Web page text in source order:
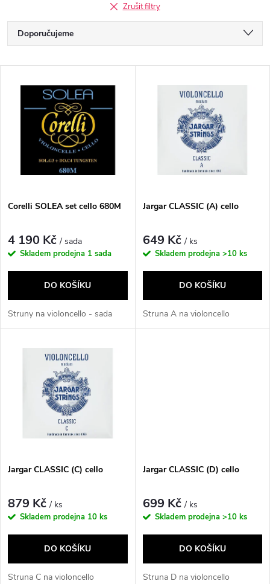
Zrušit filtry
Ř
a
p
r
o
d
u
Doporučujeme
Nejprodávanější
Abecedně
V
s
p
r
d
Corelli SOLEA set cello 680M
4 190 Kč/ sada
Skladem prodejna 1 sada
DO KOŠÍKU
Struny na violoncello - sada
Jargar CLASSIC (A) cello
649 Kč/ ks
Skladem prodejna >10 ks
DO KOŠÍKU
Struna A na violoncello
Jargar CLASSIC (C) cello
879 Kč/ ks
Skladem prodejna 10 ks
DO KOŠÍKU
Struna C na violoncello
Jargar CLASSIC (D) cello
699 Kč/ ks
Skladem prodejna >10 ks
DO KOŠÍKU
Struna D na violoncello